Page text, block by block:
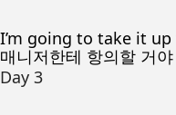
I’m going to take it
매니저한테 항의할 거야
Day 3